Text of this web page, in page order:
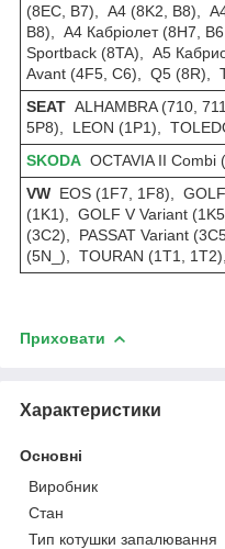
(8EC, B7), A4 (8K2, B8),
B8), A4 Кабріолет (8H7,
Sportback (8TA), A5
Avant (4F5, C6), Q5 (8R),
SEAT ALHAMBRA (710,
5P8), LEON (1P1),
SKODA OCTAVIA II
VW EOS (1F7, 1F8),
(1K1), GOLF V Variant
(3C2), PASSAT Variant
(5N_), TOURAN (1T1,
Приховати
Характеристики
Основні
Виробник
Стан
Тип котушки запалювання